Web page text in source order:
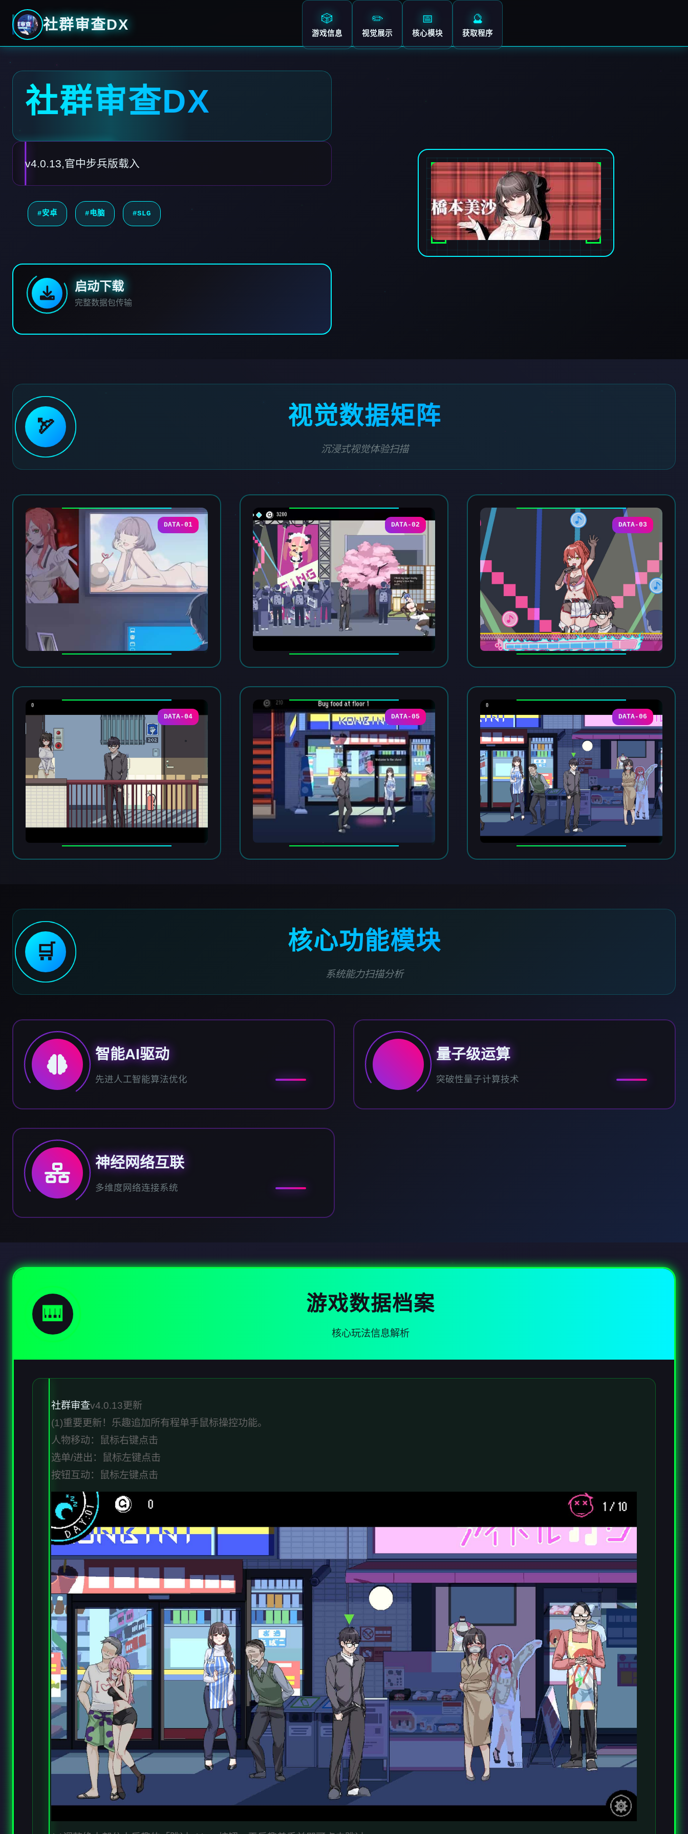
社群审查DX 🎲
游戏信息
✏️
视觉展示
📅
核心模块
🔮
获取程序
社群审查DX
v4.0.13,官中步兵版载入
#安卓 #电脑 #SLG
启动下载
完整数据包传输
🏹 视觉数据矩阵
沉浸式视觉体验扫描
DATA-01 DATA-02 DATA-03
DATA-04 DATA-05 DATA-06
🛒 核心功能模块
系统能力扫描分析
智能AI驱动
先进人工智能算法优化
量子级运算
突破性量子计算技术
神经网络互联
多维度网络连接系统
🎹 游戏数据档案
核心玩法信息解析
社群审查v4.0.13更新
(1)重要更新！乐趣追加所有程单手鼠标操控功能。
人物移动：鼠标右键点击
选单/进出：鼠标左键点击
按钮互动：鼠标左键点击